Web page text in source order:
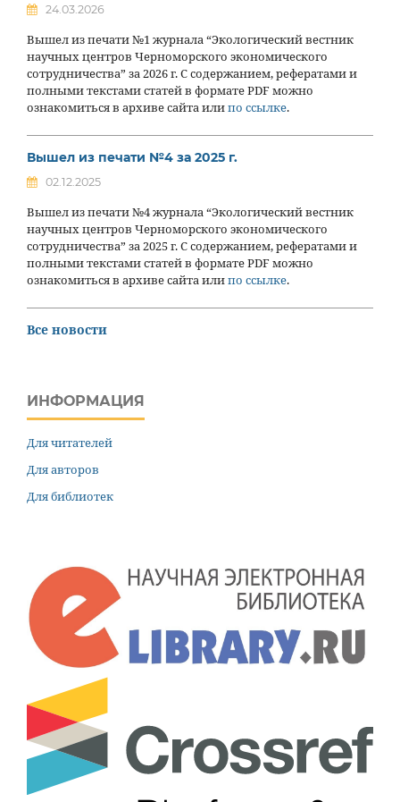
24.03.2026
Вышел из печати №1 журнала “Экологический вестник
научных центров Черноморского экономического
сотрудничества” за 2026 г. С содержанием, рефератами и
полными текстами статей в формате PDF можно
ознакомиться в архиве сайта илипо ссылке.
Вышел из печати №4 за 2025 г.
02.12.2025
Вышел из печати №4 журнала “Экологический вестник
научных центров Черноморского экономического
сотрудничества” за 2025 г. С содержанием, рефератами и
полными текстами статей в формате PDF можно
ознакомиться в архиве сайта илипо ссылке.
Все новости
ИНФОРМАЦИЯ
Для читателей
Для авторов
Для библиотек